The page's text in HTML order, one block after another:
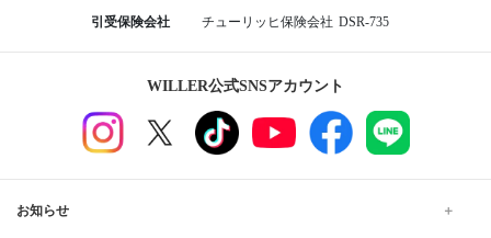
引受保険会社 チューリッヒ保険会社 DSR-735
WILLER公式SNSアカウント
お知らせ